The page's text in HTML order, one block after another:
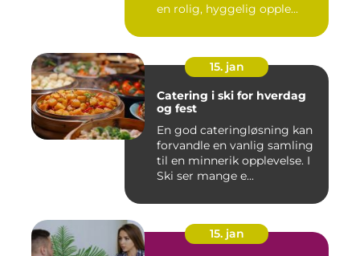
en rolig, hyggelig opple...
15. jan
Catering i ski for hverdag
og fest
En god cateringløsning kan
forvandle en vanlig samling
til en minnerik opplevelse. I
Ski ser mange e...
15. jan